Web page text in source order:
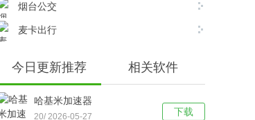
烟台公交
麦卡出行
今日更新推荐 相关软件
下载
哈基米加速器
20/ 2026-05-27